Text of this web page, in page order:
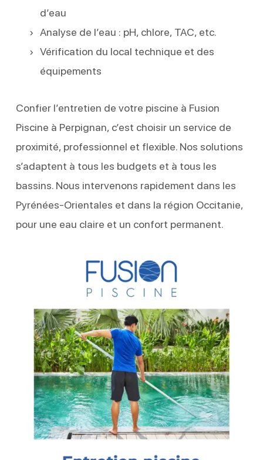
d’eau
Analyse de l’eau : pH, chlore, TAC, etc.
Vérification du local technique et des
équipements
Confier l’entretien de votre piscine à Fusion
Piscine à Perpignan, c’est choisir un service de
proximité, professionnel et flexible. Nos solutions
s’adaptent à tous les budgets et à tous les
bassins. Nous intervenons rapidement dans les
Pyrénées-Orientales et dans la région Occitanie,
pour une eau claire et un confort permanent.